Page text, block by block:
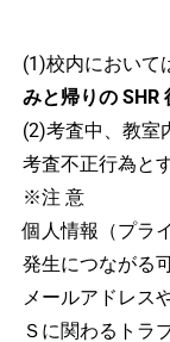
(1)校内において
みと帰りの SHR
(2)考査中、教室
考査不正行為とす
※注 意
個人情報（プラ
発生につながる
メールアドレス
Ｓに関わるトラ